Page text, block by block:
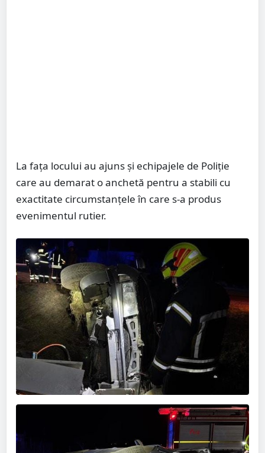
La fața locului au ajuns și echipajele de Poliție
care au demarat o anchetă pentru a stabili cu
exactitate circumstanțele în care s-a produs
evenimentul rutier.